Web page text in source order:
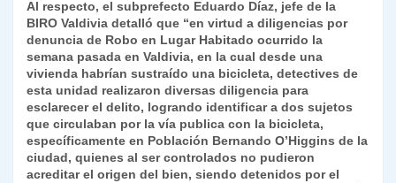
k
dl
y
Al respecto, el subprefecto Eduardo Díaz, jefe de la
BIRO Valdivia detalló que “en virtud a diligencias por
denuncia de Robo en Lugar Habitado ocurrido la
semana pasada en Valdivia, en la cual desde una
vivienda habrían sustraído una bicicleta, detectives de
esta unidad realizaron diversas diligencia para
esclarecer el delito, logrando identificar a dos sujetos
que circulaban por la vía publica con la bicicleta,
específicamente en Población Bernando O’Higgins de la
ciudad, quienes al ser controlados no pudieron
acreditar el origen del bien, siendo detenidos por el